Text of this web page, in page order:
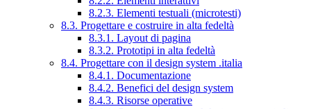
8.2.3. Elementi testuali (microtesti)
8.3. Progettare e costruire in alta fedeltà
8.3.1. Layout di pagina
8.3.2. Prototipi in alta fedeltà
8.4. Progettare con il design system .italia
8.4.1. Documentazione
8.4.2. Benefici del design system
8.4.3. Risorse operative